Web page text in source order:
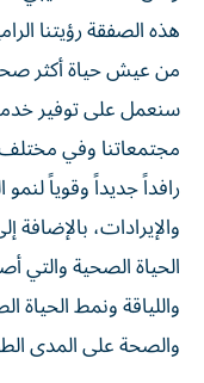
هذه الصفقة رؤيتنا
من عيش حياة أكثر
سنعمل على توفير
مجتمعاتنا وفي مختلف
رافداً جديداً وقوياً
والإيرادات، بالإضافة
الحياة الصحية والتي
واللياقة ونمط
والصحة على المدى